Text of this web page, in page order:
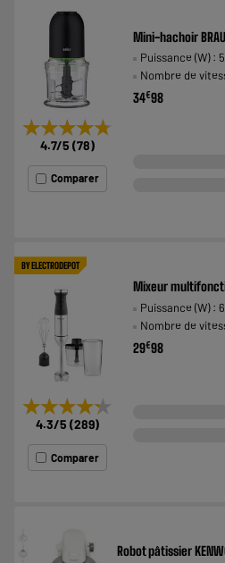
★★★★★
★★★★★
4.7/5 (78)
Comparer
Mini-hachoir
Puissance (W) :
Nombre de
34€98
BY ELECTRODEPOT
★★★★★
★★★★★
4.3/5 (289)
Comparer
Mixeur
Puissance (W) :
Nombre de
29€98
Robot pâtissier